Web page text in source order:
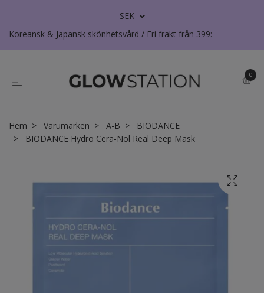
SEK
Koreansk & Japansk skönhetsvård / Fri frakt från 399:-
0
Hem Varumärken A-B
BIODANCE
BIODANCE Hydro Cera-Nol Real Deep Mask